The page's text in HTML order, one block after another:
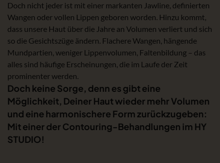
Doch nicht jeder ist mit einer markanten Jawline, definierten
Wangen oder vollen Lippen geboren worden. Hinzu kommt,
dass unsere Haut über die Jahre an Volumen verliert und sich
so die Gesichtszüge ändern. Flachere Wangen, hängende
Mundpartien, weniger Lippenvolumen, Faltenbildung – das
alles sind häufige Erscheinungen, die im Laufe der Zeit
prominenter werden.
Doch keine Sorge, denn es gibt eine
Möglichkeit, Deiner Haut wieder mehr Volumen
und eine harmonischere Form zurückzugeben:
Mit einer der Contouring-Behandlungen im HY
STUDIO!